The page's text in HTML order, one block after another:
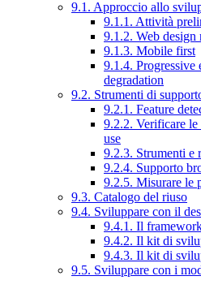
9.1. Approccio allo
9.1.1. Attività
9.1.2. Web design
9.1.3. Mobile first
9.1.4. Progressive
degradation
9.2. Strumenti di
9.2.1. Feature
9.2.2. Verificare
use
9.2.3. Strumenti e
9.2.4. Supporto
9.2.5. Misurare le
9.3. Catalogo del riuso
9.4. Sviluppare con il
9.4.1. Il
9.4.2. Il kit di
9.4.3. Il kit di
9.5. Sviluppare con i